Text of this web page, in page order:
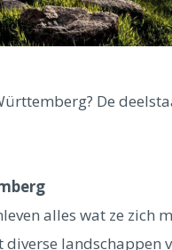
De
alles wat ze zich
landschappen